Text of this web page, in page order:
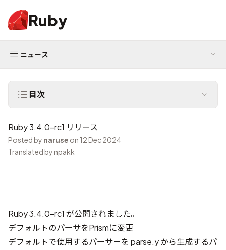
Ruby
ニュース
目次
Ruby 3.4.0-rc1 リリース
Posted by naruse on 12 Dec 2024
Translated by npakk
Ruby 3.4.0-rc1 が公開されました。
デフォルトのパーサをPrismに変更
デフォルトで使用するパーサーを parse.y から生成するパ